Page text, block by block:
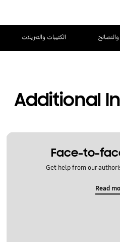
الكتيبات والتنزيلات
Additional
Face-to-
Get help from our
Read